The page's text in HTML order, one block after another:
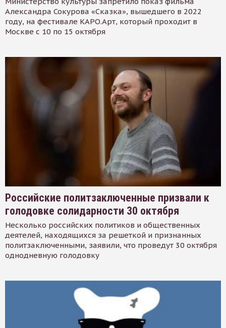
Александра Сокурова «Сказка», вышедшего в 2022
году, на фестивале КАРО.Арт, который проходит в
Москве с 10 по 15 октября
Российские политзаключенные призвали к
голодовке солидарности 30 октября
Несколько российских политиков и общественных
деятелей, находящихся за решеткой и признанных
политзаключенными, заявили, что проведут 30 октября
однодневную голодовку